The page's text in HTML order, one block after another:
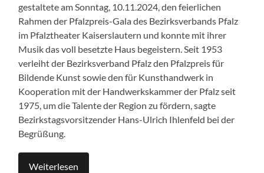
gestaltete am Sonntag, 10.11.2024, den feierlichen
Rahmen der Pfalzpreis-Gala des Bezirksverbands Pfalz
im Pfalztheater Kaiserslautern und konnte mit ihrer
Musik das voll besetzte Haus begeistern. Seit 1953
verleiht der Bezirksverband Pfalz den Pfalzpreis für
Bildende Kunst sowie den für Kunsthandwerk in
Kooperation mit der Handwerkskammer der Pfalz seit
1975, um die Talente der Region zu fördern, sagte
Bezirkstagsvorsitzender Hans-Ulrich Ihlenfeld bei der
Begrüßung.
Weiterlesen